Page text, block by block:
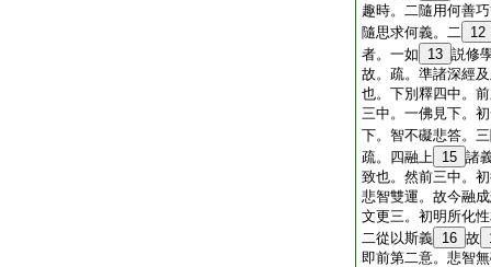
趣時。二隨用何善
隨思求何義。二 12
者。一如
13 説修
故。疏。準諸深經
也。下別釋四中。
三中。一佛見下。
下。智不礙悲答。
疏。四融上 15 諸
致也。然前三中。
悲智雙運。故今融
文更三。初明所化
二從以斯義 16 故
即前第二意。悲智